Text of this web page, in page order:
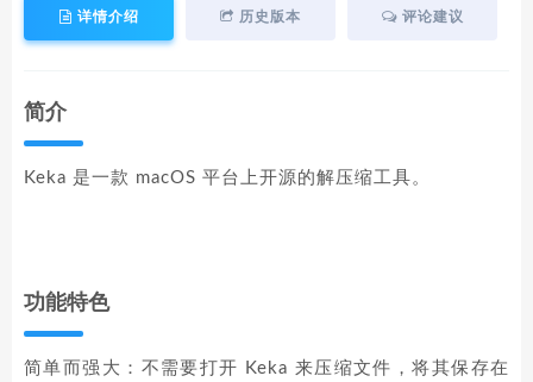
详情介绍 历史版本 评论建议
简介
Keka 是一款 macOS 平台上开源的解压缩工具。
功能特色
简单而强大：不需要打开 Keka 来压缩文件，将其保存在